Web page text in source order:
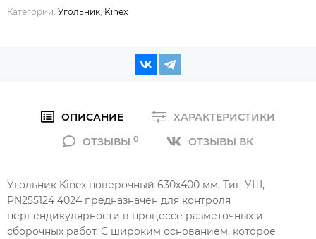
Категории: Угольник Kinex
ОПИСАНИЕ
ХАРАКТЕРИСТИКИ
ОТЗЫВЫ0 ОТЗЫВЫ ВК
Угольник Kinex поверочный 630х400 мм, Тип УШ,
PN255124 4024 предназначен для контроля
перпендикулярности в процессе разметочных и
сборочных работ. С широким основанием, которое